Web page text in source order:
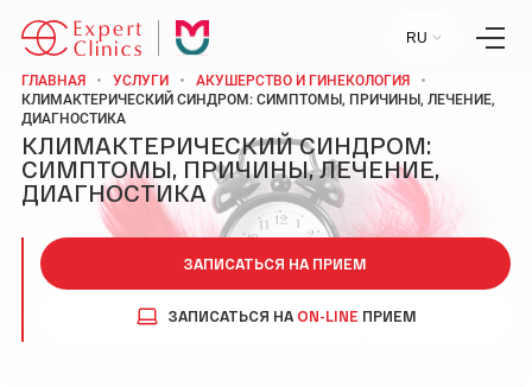
Главная
Услуги
Специалисты
Лаборатория
Статьи
Пресс-центр
Контакты
RU
ГЛАВНАЯ УСЛУГИ
АКУШЕРСТВО И ГИНЕКОЛОГИЯ
КЛИМАКТЕРИЧЕСКИЙ СИНДРОМ: СИМПТОМЫ, ПРИЧИНЫ, ЛЕЧЕНИЕ,
ДИАГНОСТИКА
КЛИМАКТЕРИЧЕСКИЙ СИНДРОМ:
СИМПТОМЫ, ПРИЧИНЫ, ЛЕЧЕНИЕ,
ДИАГНОСТИКА
ЗАПИСАТЬСЯ НА ПРИЕМ
ЗАПИСАТЬСЯ НА ON-LINE ПРИЕМ